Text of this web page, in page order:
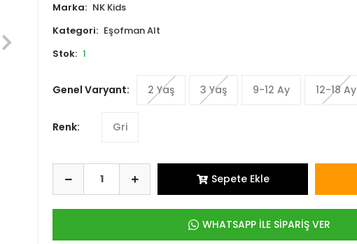
Marka: NK Kids
Kategori: Eşofman Alt
Stok: 1
Genel Varyant: 2 Yaş 3 Yaş 9-12 Ay 12-18 Ay
Renk: Gri
Sepete Ekle
WHATSAPP İLE SİPARİŞ VER